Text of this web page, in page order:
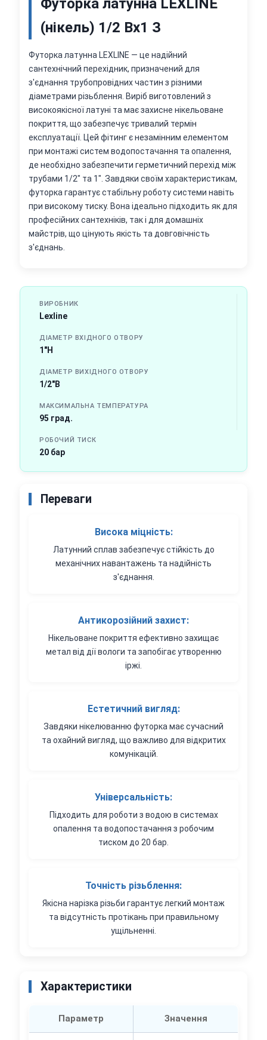
Футорка латунна LEXLINE
(нікель) 1/2 Вх1 З
Футорка латунна LEXLINE — це надійний
сантехнічний перехідник, призначений для
з'єднання трубопровідних частин з різними
діаметрами різьблення. Виріб виготовлений з
високоякісної латуні та має захисне нікельоване
покриття, що забезпечує тривалий термін
експлуатації. Цей фітинг є незамінним елементом
при монтажі систем водопостачання та опалення,
де необхідно забезпечити герметичний перехід між
трубами 1/2" та 1". Завдяки своїм характеристикам,
футорка гарантує стабільну роботу системи навіть
при високому тиску. Вона ідеально підходить як для
професійних сантехніків, так і для домашніх
майстрів, що цінують якість та довговічність
з'єднань.
ВИРОБНИК
Lexline
ДІАМЕТР ВХІДНОГО ОТВОРУ
1"Н
ДІАМЕТР ВИХІДНОГО ОТВОРУ
1/2"В
МАКСИМАЛЬНА ТЕМПЕРАТУРА
95 град.
РОБОЧИЙ ТИСК
20 бар
Переваги
Висока міцність:
Латунний сплав забезпечує стійкість до
механічних навантажень та надійність
з'єднання.
Антикорозійний захист:
Нікельоване покриття ефективно захищає
метал від дії вологи та запобігає утворенню
іржі.
Естетичний вигляд:
Завдяки нікелюванню футорка має сучасний
та охайний вигляд, що важливо для відкритих
комунікацій.
Універсальність:
Підходить для роботи з водою в системах
опалення та водопостачання з робочим
тиском до 20 бар.
Точність різьблення:
Якісна нарізка різьби гарантує легкий монтаж
та відсутність протікань при правильному
ущільненні.
Характеристики
Параметр Значення